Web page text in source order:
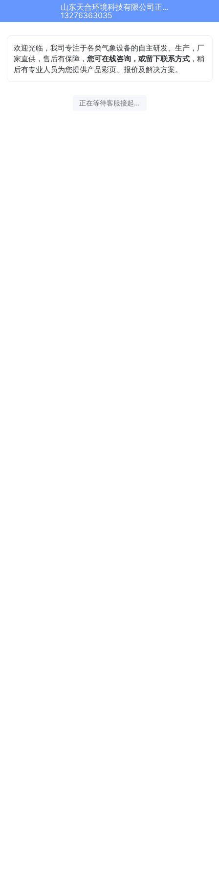
山东天合环境科技有限公司正在为您服务
13276363035
欢迎光临，我司专注于各类气象设备的自主研发、生产，厂
家直供，售后有保障，您可在线咨询，或留下联系方式 ，稍
后有专业人员为您提供产品彩页、报价及解决方案。
正在等待客服接起...